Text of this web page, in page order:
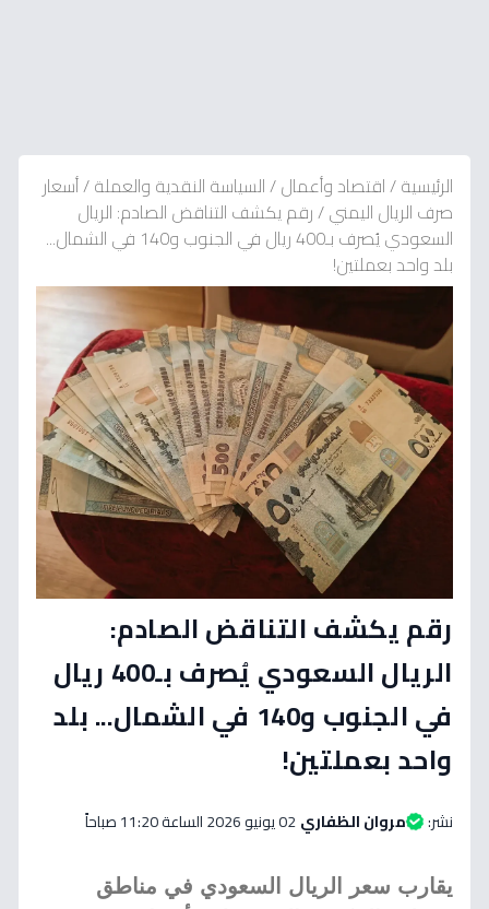
الرئيسية/اقتصاد وأعمال/السياسة النقدية والعملة/أسعار
صرف الريال اليمني/رقم يكشف التناقض الصادم: الريال
السعودي يُصرف بـ400 ريال في الجنوب و140 في الشمال...
بلد واحد بعملتين!
رقم يكشف التناقض الصادم:
الريال السعودي يُصرف بـ400 ريال
في الجنوب و140 في الشمال... بلد
واحد بعملتين!
نشر: مروان الظفاري02 يونيو 2026 الساعة 11:20 صباحاً
يقارب سعر الريال السعودي في مناطق